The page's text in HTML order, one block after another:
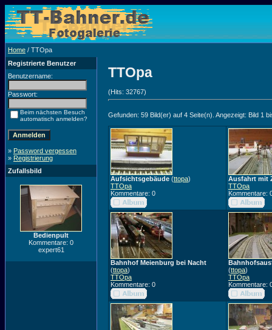
Home / TTOpa
Registrierte Benutzer
Benutzername:
Passwort:
Beim nächsten Besuch
automatisch anmelden?
» Password vergessen
» Registrierung
Zufallsbild
Bedienpult
Kommentare: 0
expert61
TTOpa
(Hits: 32767)
Gefunden: 59 Bild(er) auf 4 Seite(n). Angezeigt: Bild 1
Aufsichtsgebäude (ttopa)
TTOpa
Kommentare: 0
Ausfahrt mit
TTOpa
Kommentare:
Bahnhof Meienburg bei Nacht
(ttopa)
TTOpa
Kommentare: 0
(ttopa)
TTOpa
Kommentare: